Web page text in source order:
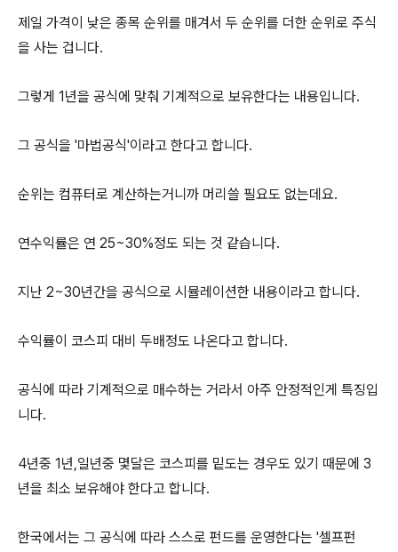
제일 가격이 낮은 종목 순위를 매겨서 두 순위를 더한 순위로 주식
을 사는 겁니다.
그렇게 1년을 공식에 맞춰 기계적으로 보유한다는 내용입니다.
그 공식을 '마법공식'이라고 한다고 합니다.
순위는 컴퓨터로 계산하는거니까 머리쓸 필요도 없는데요.
연수익률은 연 25~30%정도 되는 것 같습니다.
지난 2~30년간을 공식으로 시뮬레이션한 내용이라고 합니다.
수익률이 코스피 대비 두배정도 나온다고 합니다.
공식에 따라 기계적으로 매수하는 거라서 아주 안정적인게 특징입
니다.
4년중 1년,일년중 몇달은 코스피를 밑도는 경우도 있기 때문에 3
년을 최소 보유해야 한다고 합니다.
한국에서는 그 공식에 따라 스스로 펀드를 운영한다는 '셀프펀